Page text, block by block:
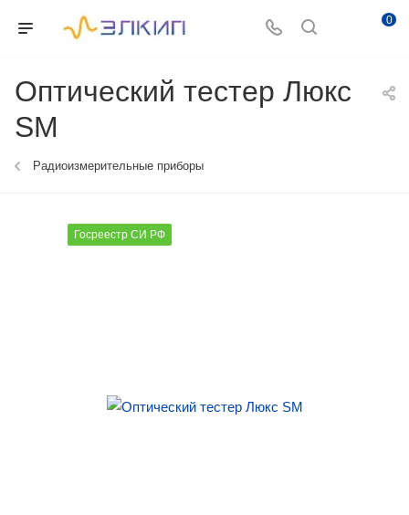
0
Оптический тестер Люкс
SM
Радиоизмерительные приборы
Госреестр СИ РФ